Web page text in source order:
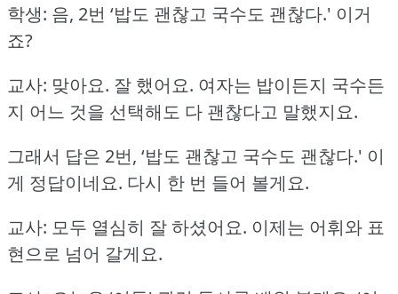
학생: 음, 2번 ‘밥도 괜찮고 국수도 괜찮다.' 이거
죠?
교사: 맞아요. 잘 했어요. 여자는 밥이든지 국수든
지 어느 것을 선택해도 다 괜찮다고 말했지요.
그래서 답은 2번, ‘밥도 괜찮고 국수도 괜찮다.' 이
게 정답이네요. 다시 한 번 들어 볼게요.
교사: 모두 열심히 잘 하셨어요. 이제는 어휘와 표
현으로 넘어 갈게요.